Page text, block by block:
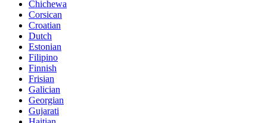
Chichewa
Corsican
Croatian
Dutch
Estonian
Filipino
Finnish
Frisian
Galician
Georgian
Gujarati